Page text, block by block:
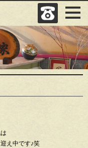
え中です♪笑